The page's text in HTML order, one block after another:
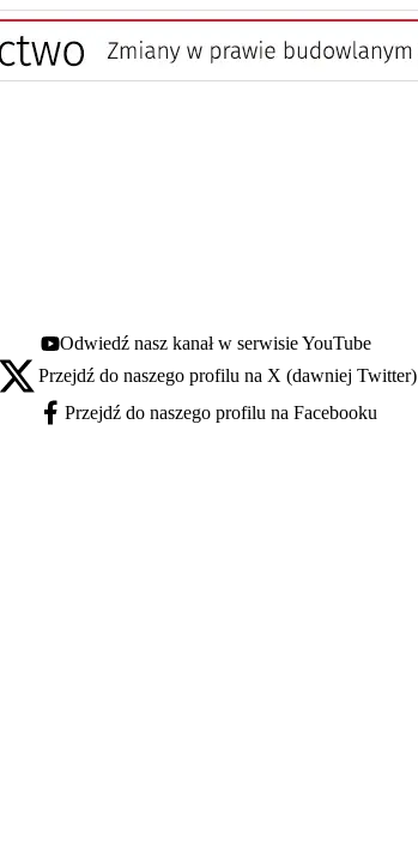
Youtube - otwiera się w nowej karcie
Odwiedź nasz kanał w serwisie YouTube
X - otwiera się w nowej karcie
Przejdź do naszego profilu na X (dawniej Twitter)
Facebook - otwiera się w nowej karcie
Przejdź do naszego profilu na Facebooku